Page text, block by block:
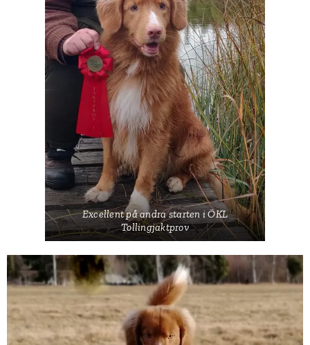
Excellent på andra starten i ÖKL
Tollingjaktprov